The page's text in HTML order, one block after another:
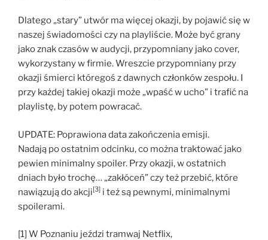
Dlatego „stary” utwór ma więcej okazji, by pojawić się w
naszej świadomości czy na playliście. Może być grany
jako znak czasów w audycji, przypomniany jako cover,
wykorzystany w firmie. Wreszcie przypomniany przy
okazji śmierci któregoś z dawnych członków zespołu. I
przy każdej takiej okazji może „wpaść w ucho” i trafić na
playlistę, by potem powracać.
UPDATE: Poprawiona data zakończenia emisji.
Nadają po ostatnim odcinku, co można traktować jako
pewien minimalny spoiler. Przy okazji, w ostatnich
dniach było trochę… „zakłóceń” czy też przebić, które
nawiązują do akcji[3] i też są pewnymi, minimalnymi
spoilerami.
[1] W Poznaniu jeździ tramwaj Netflix,